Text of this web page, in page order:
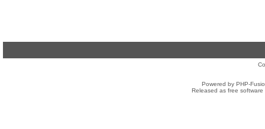
Powered by PHP-
Released as free